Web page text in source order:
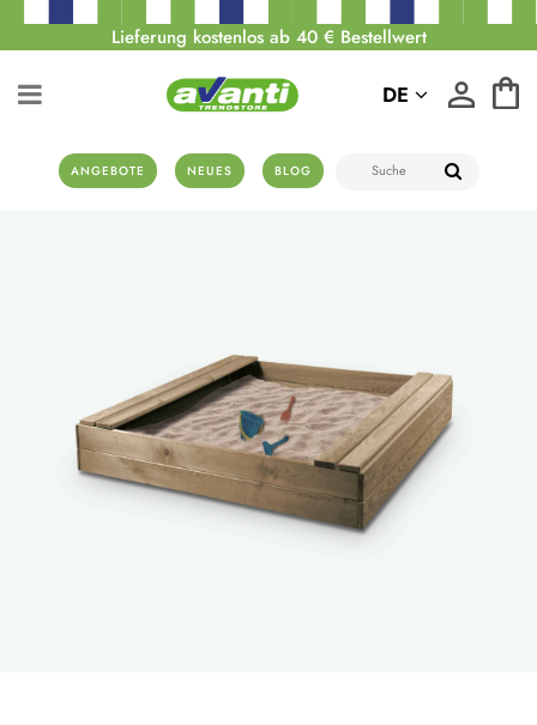
Lieferung kostenlos ab 40 € Bestellwert
ANGEBOTE NEUES BLOG
DE